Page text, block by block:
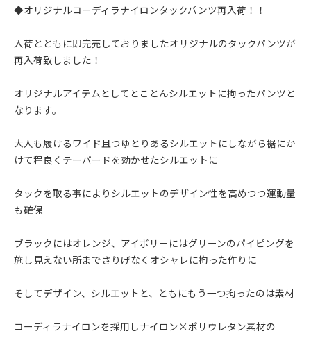
◆オリジナルコーディラナイロンタックパンツ再入荷！！
入荷とともに即完売しておりましたオリジナルのタックパンツが
再入荷致しました！
オリジナルアイテムとしてとことんシルエットに拘ったパンツと
なります。
大人も履けるワイド且つゆとりあるシルエットにしながら裾にか
けて程良くテーパードを効かせたシルエットに
タックを取る事によりシルエットのデザイン性を高めつつ運動量
も確保
ブラックにはオレンジ、アイボリーにはグリーンのパイピングを
施し見えない所までさりげなくオシャレに拘った作りに
そしてデザイン、シルエットと、ともにもう一つ拘ったのは素材
コーディラナイロンを採用しナイロン×ポリウレタン素材の